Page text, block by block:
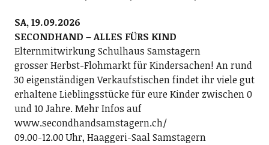
SA, 19.09.2026
SECONDHAND – ALLES FÜRS KIND
Elternmitwirkung Schulhaus Samstagern
grosser Herbst-Flohmarkt für Kindersachen! An rund
30 eigenständigen Verkaufstischen findet ihr viele gut
erhaltene Lieblingsstücke für eure Kinder zwischen 0
und 10 Jahre. Mehr Infos auf
www.secondhandsamstagern.ch/
09.00-12.00 Uhr, Haaggeri-Saal Samstagern